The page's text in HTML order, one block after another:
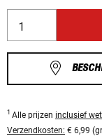
1 Alle prijzen inclusief
Verzendkosten: € 6,99